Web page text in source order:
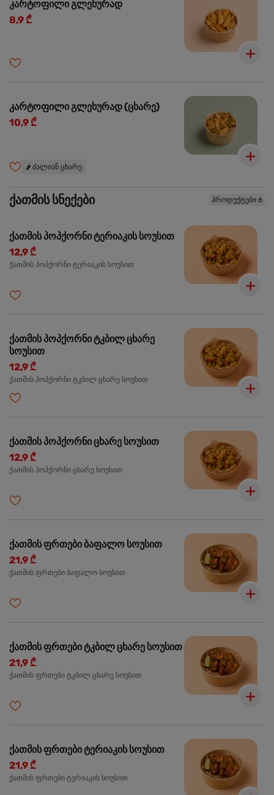
კარტოფილი გლეხურად
8,9 ₾
კარტოფილი გლეხურად (ცხარე)
10,9 ₾
🌶️ ძალიან ცხარე
ქათმის სნექები პროდუქტები 6
ქათმის პოპქორნი ტერიაკის სოუსით
12,9 ₾
ქათმის პოპქორნი ტერიაკის სოუსით
ქათმის პოპქორნი ტკბილ ცხარე
სოუსით
12,9 ₾
ქათმის პოპქორნი ტკბილ ცხარე სოუსით
ქათმის პოპქორნი ცხარე სოუსით
12,9 ₾
ქათმის პოპქორნი ცხარე სოუსით
ქათმის ფრთები ბაფალო სოუსით
21,9 ₾
ქათმის ფრთები ბაფალო სოუსით
ქათმის ფრთები ტკბილ ცხარე სოუსით
21,9 ₾
ქათმის ფრთები ტკბილ ცხარე სოუსით
ქათმის ფრთები ტერიაკის სოუსით
21,9 ₾
ქათმის ფრთები ტერიაკის სოუსით